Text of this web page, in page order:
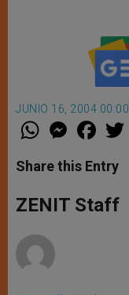
JUNIO 16, 2004 00:00
W
t
s
p
p
M
e
s
e
g
e
F
a
e
b
o
k
Share this Entry
ZENIT Staff